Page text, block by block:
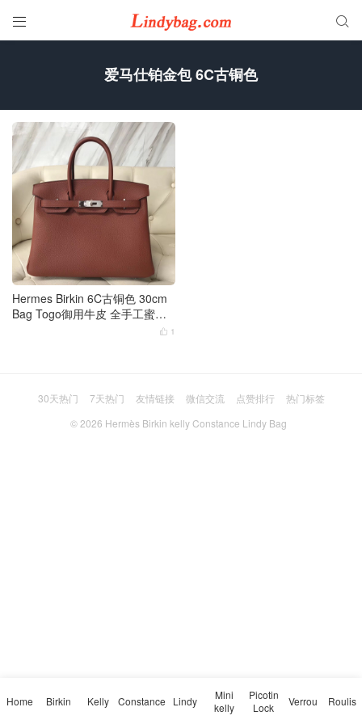
 
爱马仕铂金包 6C古铜色
Hermes Birkin 6C古铜色 30cm
Bag Togo御用牛皮 全手工蜜蜡
 1
30天热门 7天热门 友情链接 微信交流 点赞排行
热门标签
© 2026 Hermès Birkin kelly Constance Lindy Bag
Home Birkin Kelly Constance Lindy
Mini
kelly
Picotin
Lock
Verrou Roulis